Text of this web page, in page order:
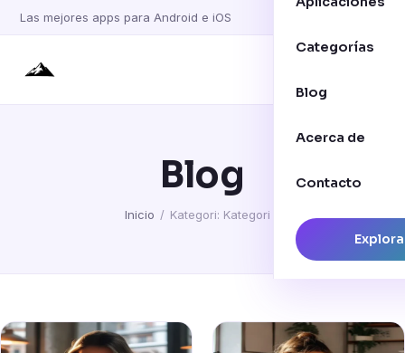
Las mejores apps para Android e iOS
Categorías
Blog
Acerca de
Contacto
Blog
Inicio / Kategori: Kategori 4